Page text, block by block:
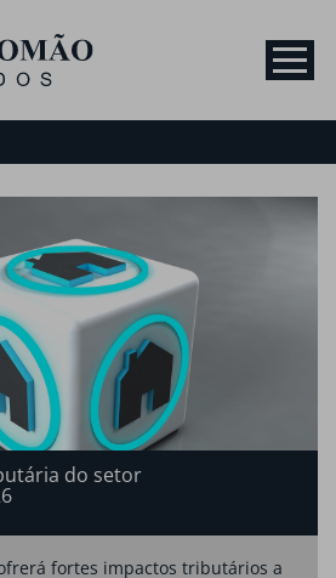
do setor
fortes impactos tributários a